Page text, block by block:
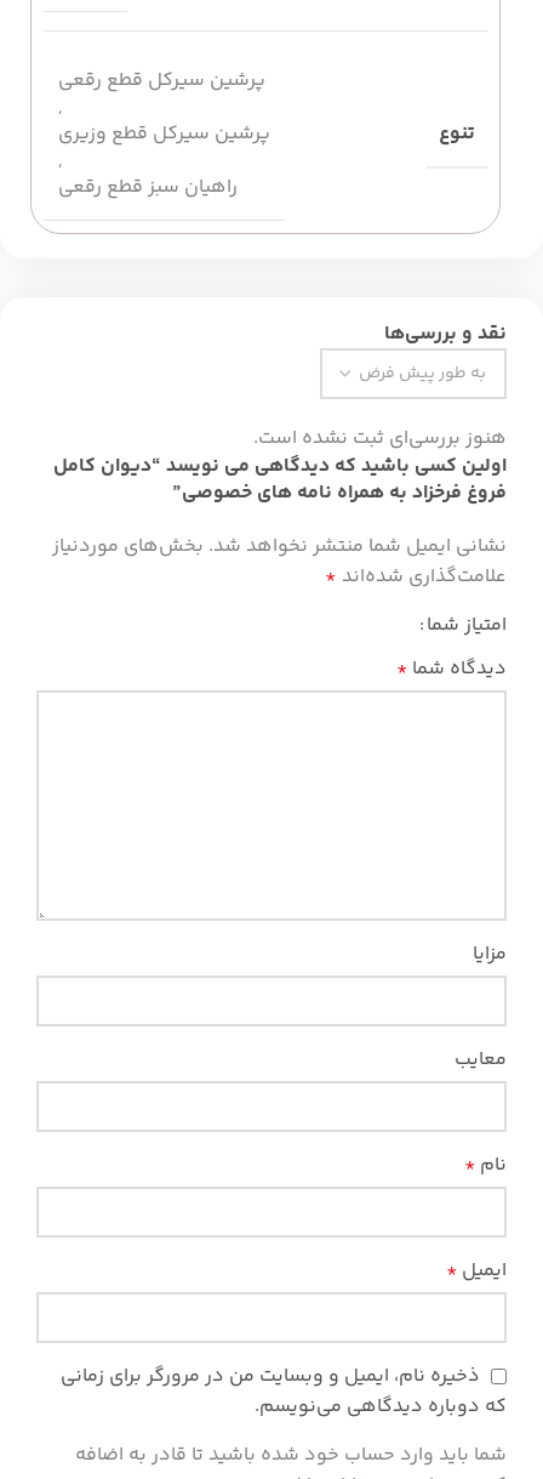
تنوع
پرشین سیرکل قطع رقعی
,
پرشین سیرکل قطع وزیری
,
راهیان سبز قطع رقعی
نقد و بررسی‌ها
هنوز بررسی‌ای ثبت نشده است.
اولین کسی باشید که دیدگاهی می نویسد “دیوان کامل
فروغ فرخزاد به همراه نامه های خصوصی”
نشانی ایمیل شما منتشر نخواهد شد. بخش‌های موردنیاز
علامت‌گذاری شده‌اند *
امتیاز شما
دیدگاه شما *
مزایا
معایب
نام *
ایمیل *
ذخیره نام، ایمیل و وبسایت من در مرورگر برای زمانی
که دوباره دیدگاهی می‌نویسم.
شما باید وارد حساب خود شده باشید تا قادر به اضافه